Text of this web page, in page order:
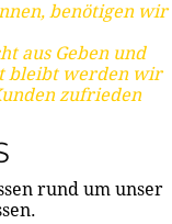
benötigen wir
aus Geben und
bleibt werden wir
zufrieden
rund um unser